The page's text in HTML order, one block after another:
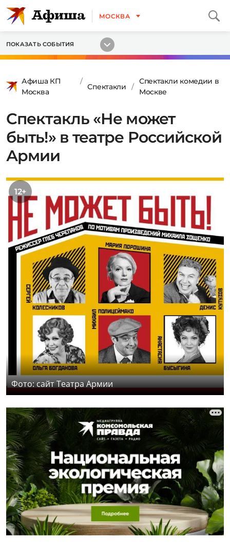
МОСКВА
ПОКАЗАТЬ СОБЫТИЯ
Афиша КП
Москва
Спектакли
Спектакли комедии в
Москве
Спектакль «Не может
быть!» в театре Российской
Армии
12+
Фото: сайт Театра Армии